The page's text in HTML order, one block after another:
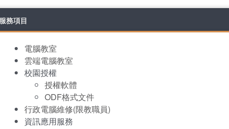
服務項目
電腦教室
雲端電腦教室
校園授權
授權軟體
ODF格式文件
行政電腦維修(限教職員)
資訊應用服務